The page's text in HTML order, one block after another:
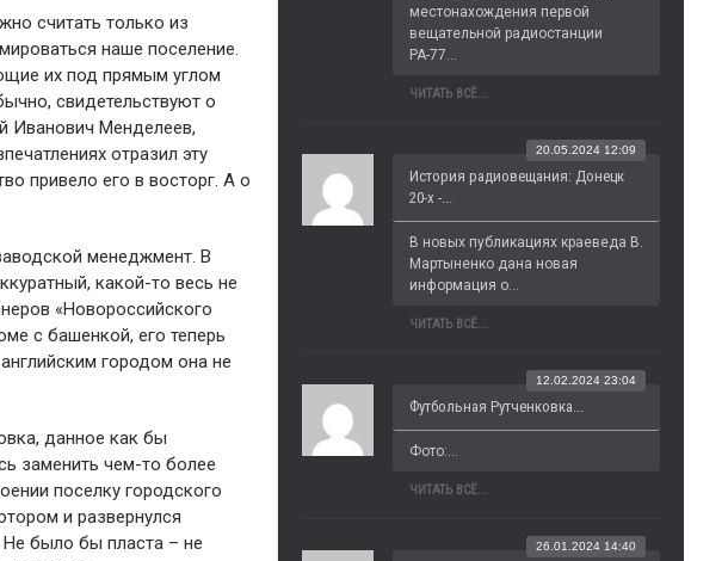
считать только из
наше поселение.
их под прямым углом
свидетельствуют о
Иванович Менделеев,
отразил эту
привело его в восторг. А о
менеджмент. В
какой-то весь не
«Новороссийского
с башенкой, его теперь
городом она не
данное как бы
заменить чем-то более
поселку городского
и развернулся
было бы пласта – не
местонахождения первой
вещательной радиостанции
РА-77...
ЧИТАТЬ ВСЁ...
История радиовещания: Донецк
20-х -...
20.05.2024 12:09
В новых публикациях краеведа В.
Мартыненко дана новая
информация о...
ЧИТАТЬ ВСЁ...
Футбольная Рутченковка...
12.02.2024 23:04
Фото:...
ЧИТАТЬ ВСЁ...
26.01.2024 14:40